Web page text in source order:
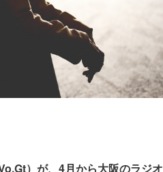
）が、4月から大阪のラジオ